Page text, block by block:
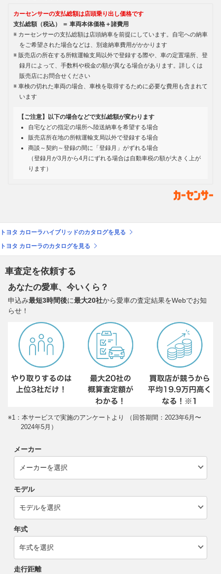
カーセンサーの支払総額は店頭乗り出し価格です
支払総額（税込） ＝ 車両本体価格＋諸費用
カーセンサーの支払総額は店頭納車を前提にしています。自宅への納車
をご希望された場合などは、別途納車費用がかかります
販売店の所在する所轄運輸支局以外で登録する際や、車の定置場所、登
録月によって、手数料や税金の額が異なる場合があります。詳しくは
販売店にお問合せください
車検の切れた車両の場合、車検を取得するために必要な費用も含まれて
います
【ご注意】以下の場合などで支払総額が変わります
自宅などの指定の場所へ陸送納車を希望する場合
販売店所在地の所轄運輸支局以外で登録する場合
商談～契約～登録の間に「登録月」がずれる場合
（登録月が3月から4月にずれる場合は自動車税の額が大きく上が
ります）
トヨタ カローラハイブリッドのカタログを見る
トヨタ カローラのカタログを見る
車査定を依頼する
あなたの愛車、今いくら？
申込み最短3時間後に最大20社から愛車の査定結果をWebでお知
らせ！
※1：本サービスで実施のアンケートより （回答期間：2023年6月〜
2024年5月）
メーカー
モデル
年式
走行距離